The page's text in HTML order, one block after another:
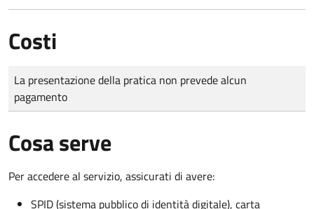
Costi
Tipo di pagamento
Importo
La presentazione della pratica non prevede alcun
pagamento
Cosa serve
Per accedere al servizio, assicurati di avere:
SPID (sistema pubblico di identità digitale), carta